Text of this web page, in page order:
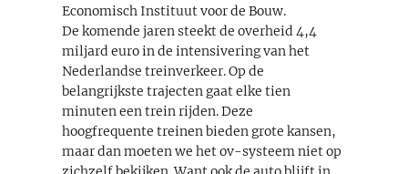
Economisch Instituut voor de Bouw.
De komende jaren steekt de overheid 4,4
miljard euro in de intensivering van het
Nederlandse treinverkeer. Op de
belangrijkste trajecten gaat elke tien
minuten een trein rijden. Deze
hoogfrequente treinen bieden grote kansen,
maar dan moeten we het ov-systeem niet op